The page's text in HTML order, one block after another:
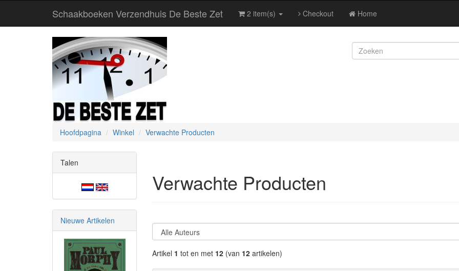
Schaakboeken Verzendhuis De Beste Zet 2 item(s) Checkout Home
Hoofdpagina Winkel Verwachte Producten
Verwachte Producten
Artikel 1 tot en met 12 (van 12 artikelen)
Talen
Nieuwe Artikelen